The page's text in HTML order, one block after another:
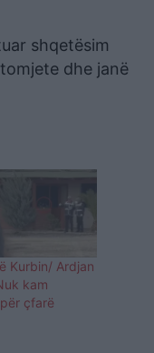
shqetësim
dhe janë
Kurbin/ Ardjan
kam
ҫfarë